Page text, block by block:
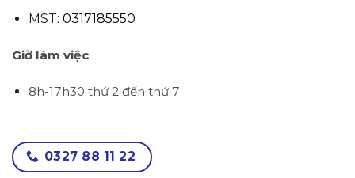
MST: 0317185550
Giờ làm việc
8h-17h30 thứ 2 đến thứ 7
0327 88 11 22